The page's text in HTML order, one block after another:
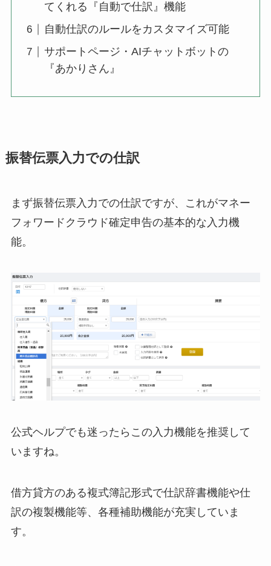
てくれる『自動で仕訳』機能
自動仕訳のルールをカスタマイズ可能
サポートページ・AIチャットボットの
『あかりさん』
振替伝票入力での仕訳
まず振替伝票入力での仕訳ですが、これがマネー
フォワードクラウド確定申告の基本的な入力機
能。
公式ヘルプでも迷ったらこの入力機能を推奨して
いますね。
借方貸方のある複式簿記形式で仕訳辞書機能や仕
訳の複製機能等、各種補助機能が充実していま
す。